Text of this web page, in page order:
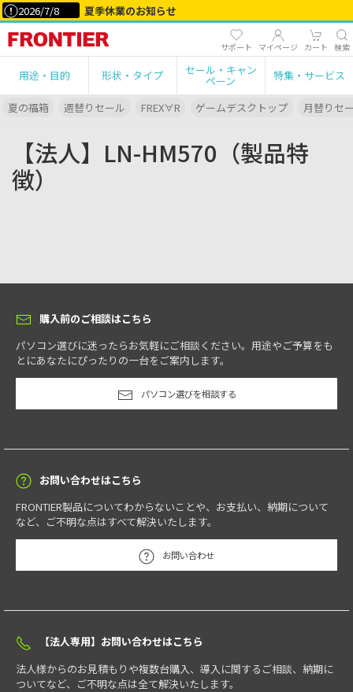
2026/7/8 夏季休業のお知らせ
サポート マイページ カート 検索
用途・目的 形状・タイプ セール・キャン
ペーン 特集・サービス
夏の福箱 週替りセール FREX∀R ゲームデスクトップ 月替りセ
【法人】LN-HM570（製品特
徴）
購入前のご相談はこちら
パソコン選びに迷ったらお気軽にご相談ください。用途やご予算をも
とにあなたにぴったりの一台をご案内します。
パソコン選びを相談する
お問い合わせはこちら
FRONTIER製品についてわからないことや、お支払い、納期について
など、ご不明な点はすべて解決いたします。
お問い合わせ
【法人専用】お問い合わせはこちら
法人様からのお見積もりや複数台購入、導入に関するご相談、納期に
ついてなど、ご不明な点は全て解決いたします。